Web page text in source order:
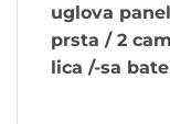
uglova
prsta / 2
lica /-sa